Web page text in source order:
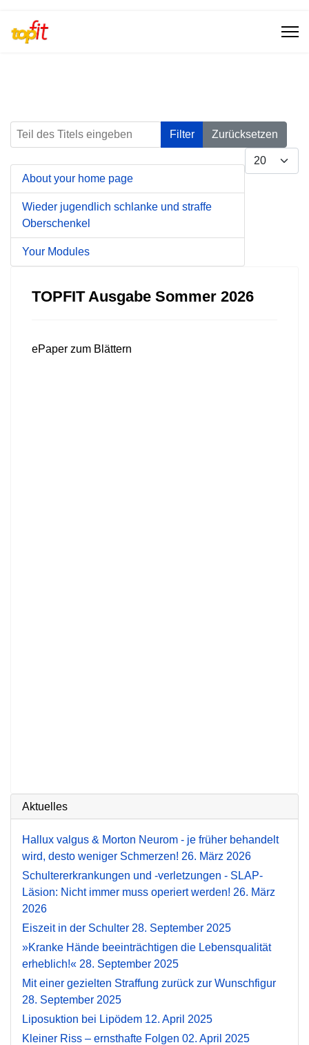
Teil des Titels eingeben Filter
Zurücksetzen
Anzeige #
About your home page
Wieder jugendlich schlanke und straffe
Oberschenkel
Your Modules
TOPFIT Ausgabe Sommer 2026
ePaper zum Blättern
Aktuelles
Hallux valgus & Morton Neurom - je früher behandelt
wird, desto weniger Schmerzen! 26. März 2026
Schultererkrankungen und -verletzungen - SLAP-
Läsion: Nicht immer muss operiert werden! 26. März
2026
Eiszeit in der Schulter 28. September 2025
»Kranke Hände beeinträchtigen die Lebensqualität
erheblich!« 28. September 2025
Mit einer gezielten Straffung zurück zur Wunschfigur
28. September 2025
Liposuktion bei Lipödem 12. April 2025
Kleiner Riss – ernsthafte Folgen 02. April 2025